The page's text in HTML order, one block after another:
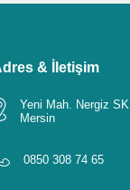
& İletişim
Yeni Mah. Nergiz
Mersin
0850 308 74 65